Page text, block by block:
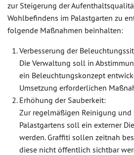
zur Steigerung der
Wohlbefindens im Palastgarten zu
folgende Maßnahmen beinhalten:
Verbesserung der
Die Verwaltung soll in
ein Beleuchtungskonzept
Umsetzung erforderlichen
Erhöhung der Sauberkeit:
Zur regelmäßigen Reinigung und
Palastgartens soll ein externer
werden. Graffiti sollen zeitnah
diese nicht öffentlich sichtbar